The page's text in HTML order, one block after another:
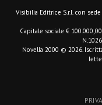
Visibilia Editrice S.r.l. con
Capitale sociale € 100.000,00
Novella 2000 © 2026.